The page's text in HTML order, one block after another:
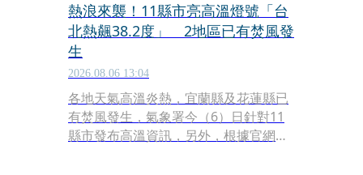
熱浪來襲！11縣市亮高溫燈號「台
北熱飆38.2度」 2地區已有焚風發
生
2026.08.06 13:04
各地天氣高溫炎熱，宜蘭縣及花蓮縣已
有焚風發生，氣象署今（6）日針對11
縣市發布高溫資訊，另外，根據官網資